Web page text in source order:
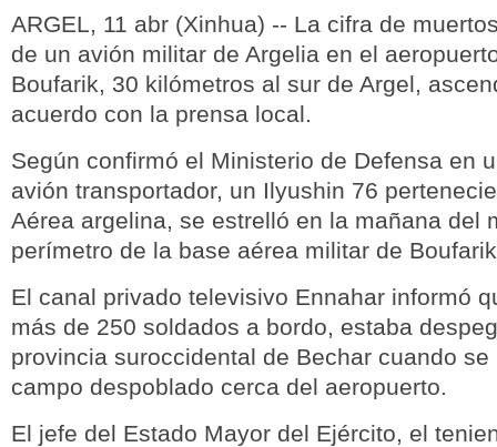
ARGEL, 11 abr (Xinhua) -- La cifra de
de un avión militar de Argelia en el
Boufarik, 30 kilómetros al sur de Argel,
acuerdo con la prensa local.
Según confirmó el Ministerio de Defensa en
avión transportador, un Ilyushin 76
Aérea argelina, se estrelló en la mañana del
perímetro de la base aérea militar de
El canal privado televisivo Ennahar informó
más de 250 soldados a bordo, estaba
provincia suroccidental de Bechar cuando
campo despoblado cerca del aeropuerto.
El jefe del Estado Mayor del Ejército, el